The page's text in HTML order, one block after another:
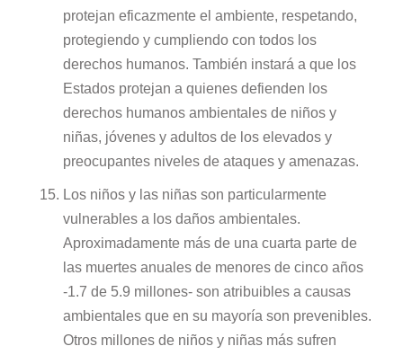
protejan eficazmente el ambiente, respetando,
protegiendo y cumpliendo con todos los
derechos humanos. También instará a que los
Estados protejan a quienes defienden los
derechos humanos ambientales de niños y
niñas, jóvenes y adultos de los elevados y
preocupantes niveles de ataques y amenazas.
Los niños y las niñas son particularmente
vulnerables a los daños ambientales.
Aproximadamente más de una cuarta parte de
las muertes anuales de menores de cinco años
-1.7 de 5.9 millones- son atribuibles a causas
ambientales que en su mayoría son prevenibles.
Otros millones de niños y niñas más sufren